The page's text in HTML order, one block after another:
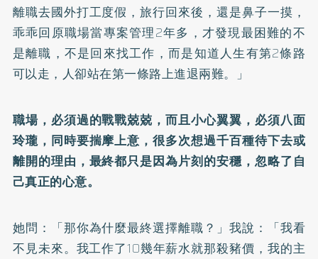
離職去國外打工度假，旅行回來後，還是鼻子一摸，
乖乖回原職場當專案管理2年多，才發現最困難的不
是離職，不是回來找工作，而是知道人生有第2條路
可以走，人卻站在第一條路上進退兩難。」
職場，必須過的戰戰兢兢，而且小心翼翼，必須八面
玲瓏，同時要揣摩上意，很多次想過千百種待下去或
離開的理由，最終都只是因為片刻的安穩，忽略了自
己真正的心意。
她問：「那你為什麼最終選擇離職？」我說：「我看
不見未來。我工作了10幾年薪水就那殺豬價，我的主